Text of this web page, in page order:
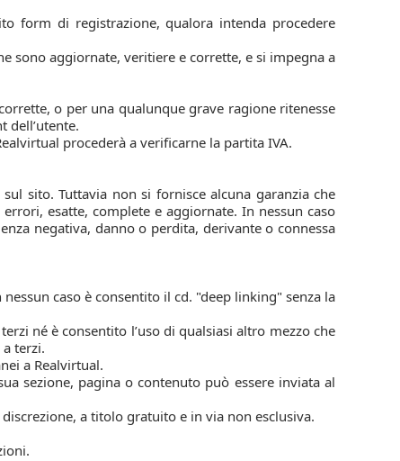
form di registrazione, qualora intenda procedere
sono aggiornate, veritiere e corrette, e si impegna a
o per una qualunque grave ragione ritenesse
dell’utente.
procederà a verificarne la partita IVA.
sito. Tuttavia non si fornisce alcuna garanzia che
esatte, complete e aggiornate. In nessun caso
negativa, danno o perdita, derivante o connessa
caso è consentito il cd. "deep linking" senza la
né è consentito l’uso di qualsiasi altro mezzo che
terzi.
a Realvirtual.
sezione, pagina o contenuto può essere inviata al
a titolo gratuito e in via non esclusiva.